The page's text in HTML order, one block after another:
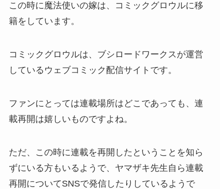
この時に魔法使いの嫁は、コミックグロウルに移
籍をしています。
コミックグロウルは、ブシロードワークスが運営
しているウェブコミック配信サイトです。
ファンにとっては連載場所はどこであっても、連
載再開は嬉しいものですよね。
ただ、この時に連載を再開したということを知ら
ずにいる方もいるようで、ヤマザキ先生自ら連載
再開についてSNSで発信したりしているようで